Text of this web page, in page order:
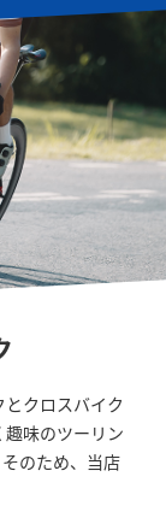
クロスバイク
味のツーリン
のため、当店